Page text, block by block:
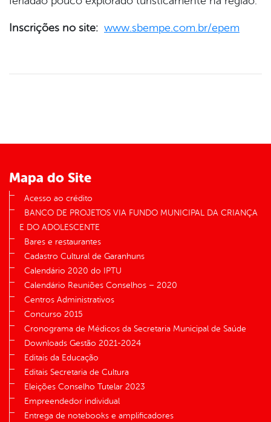
Inscrições no site: www.sbempe.com.br/epem
Mapa do Site
Acesso ao crédito
BANCO DE PROJETOS VIA FUNDO MUNICIPAL DA CRIANÇA
E DO ADOLESCENTE
Bares e restaurantes
Cadastro Cultural de Garanhuns
Calendário 2020 do IPTU
Calendário Reuniões Conselhos – 2020
Centros Administrativos
Concurso 2015
Cronograma de Médicos da Secretaria Municipal de Saúde
Downloads Gestão 2021-2024
Editais da Educação
Editais Secretaria de Cultura
Eleições Conselho Tutelar 2023
Empreendedor individual
Entrega de notebooks e amplificadores